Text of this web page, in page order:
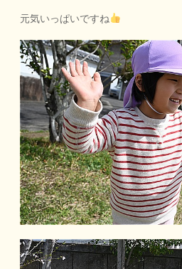
元気いっぱいですね